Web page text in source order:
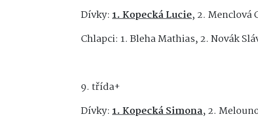
Dívky: 1. Kopecká Lucie, 2. Menclová
Chlapci: 1. Bleha Mathias, 2. Novák
9. třída+
Dívky: 1. Kopecká Simona, 2.